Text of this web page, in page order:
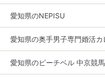
愛知県のNEPISU
愛知県の奥手男子専門婚活カ
愛知県のピーチベル 中京競